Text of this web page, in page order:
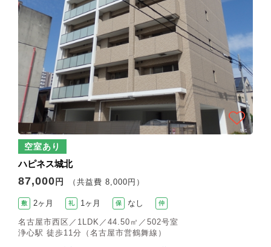
空室あり
ハピネス城北
87,000 円 （共益費 8,000円）
敷 2ヶ月 礼 1ヶ月 保 なし 仲
名古屋市西区／1LDK／44.50㎡／502号室
浄心駅 徒歩11分（名古屋市営鶴舞線）